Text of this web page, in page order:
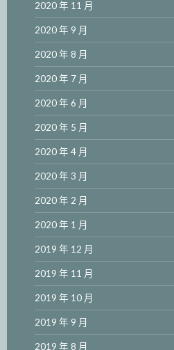
2020 年 11 月
2020 年 9 月
2020 年 8 月
2020 年 7 月
2020 年 6 月
2020 年 5 月
2020 年 4 月
2020 年 3 月
2020 年 2 月
2020 年 1 月
2019 年 12 月
2019 年 11 月
2019 年 10 月
2019 年 9 月
2019 年 8 月